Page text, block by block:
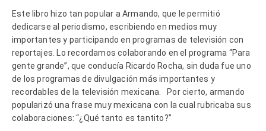
Este libro hizo tan popular a Armando, que le permitió
dedicarse al periodismo, escribiendo en medios muy
importantes y participando en programas de televisión con
reportajes. Lo recordamos colaborando en el programa “Para
gente grande”, que conducía Ricardo Rocha, sin duda fue uno
de los programas de divulgación más importantes y
recordables de la televisión mexicana. Por cierto, armando
popularizó una frase muy mexicana con la cual rubricaba sus
colaboraciones: “¿Qué tanto es tantito?”